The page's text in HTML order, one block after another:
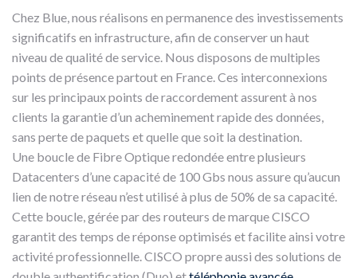
Chez Blue, nous réalisons en permanence des investissements
significatifs en infrastructure, afin de conserver un haut
niveau de qualité de service. Nous disposons de multiples
points de présence partout en France. Ces interconnexions
sur les principaux points de raccordement assurent à nos
clients la garantie d’un acheminement rapide des données,
sans perte de paquets et quelle que soit la destination.
Une boucle de Fibre Optique redondée entre plusieurs
Datacenters d’une capacité de 100 Gbs nous assure qu’aucun
lien de notre réseau n’est utilisé à plus de 50% de sa capacité.
Cette boucle, gérée par des routeurs de marque CISCO
garantit des temps de réponse optimisés et facilite ainsi votre
activité professionnelle. CISCO propre aussi des solutions de